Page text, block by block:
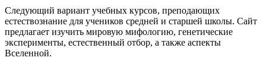
Следующий вариант учебных курсов, преподающих
естествознание для учеников средней и старшей школы. Сайт
предлагает изучить мировую мифологию, генетические
эксперименты, естественный отбор, а также аспекты
Вселенной.